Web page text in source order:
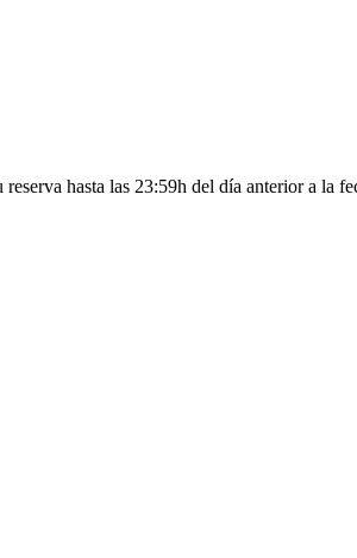
hasta las 23:59h del día anterior a la